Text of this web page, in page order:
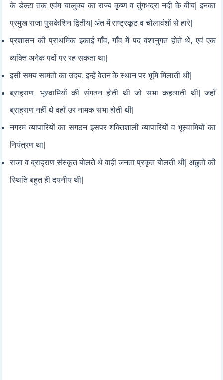
के डेल्टा तक एवंम चालुक्य का राज्य कृष्ण व तुंगभद्रा नदी के बीच| इनका
प्रमुख राजा पुसकेशिन द्वितीय| अंत में राष्ट्रकूट व चोलावंशों से हारे|
प्रशासन की प्राथमिक इकाई गाँव, गाँव में पद वंशानुगत होते थे, एवं एक
व्यक्ति अनेक पदों पर रह सकता था|
इसी समय सामंतों का उदय, इन्हें वेतन के स्थान पर भूमि मिलाती थी|
ब्राह्राण, भूस्वामियों की संगठन होती थी जो सभा कहलाती थी| जहाँ
ब्राह्राण नहीं थे वहाँ उर नामक सभा होती थी|
नगरम व्यापारियों का सगठन इसपर शक्तिशाली व्यापारियों व भूस्वामियों का
नियंत्रण था|
राजा व ब्राह्राण संस्कृत बोलते थे वाही जनता प्रकृत बोलती थी| अछुतों की
स्थिति बहुत ही दयनीय थी|